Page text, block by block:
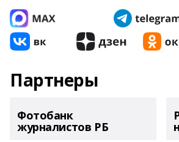
Партнеры
Фотобанк
журналистов РБ